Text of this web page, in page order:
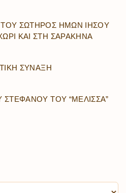
ΣΩΤΗΡΟΣ ΗΜΩΝ ΙΗΣΟΥ
ΚΑΙ ΣΤΗ ΣΑΡΑΚΗΝΑ
ΣΥΝΑΞΗ
ΣΤΕΦΑΝΟΥ ΤΟΥ “ΜΕΛΙΣΣΑ”